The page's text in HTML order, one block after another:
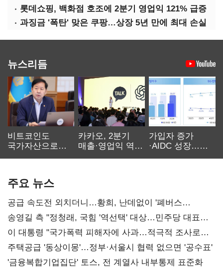
롯데쇼핑, 백화점 호조에 2분기 영업익 121% 급증
과징금 '폭탄' 맞은 쿠팡…상장 5년 만에 최대 손실
뉴스리듬
비트코인도
국가자산으로…'
카카오, 2분기
매출·영업익 역대
가입자 증가
·AIDC 성장…
주요 뉴스
공급 속도전 외치더니…황희, 난데없이 '폐버스
리모델링' 제안
송영길 측 "정청래, 국힘 '역선택' 대상…민주당 대표로
총선 지휘 못해"
이 대통령 "국가폭력 피해자에 사과…적극적 조사로
진실 밝혀야"
주택공급 '동상이몽'…정부·서울시 협력 없으면 '공수표'
'금융복합기업집단' 토스, 전 계열사 내부통제 표준화